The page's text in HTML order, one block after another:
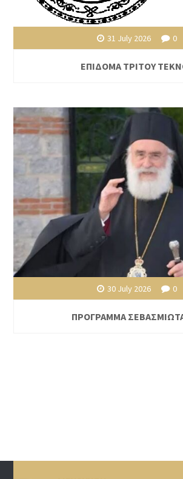
31 July 2026 0
ΕΠΙΔΟΜΑ ΤΡΙΤΟΥ
30 July 2026 0
ΠΡΟΓΡΑΜΜΑ